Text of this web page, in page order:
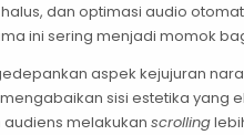
dan optimasi audio
ini sering menjadi momok
aspek kejujuran
sisi estetika
melakukan scrolling